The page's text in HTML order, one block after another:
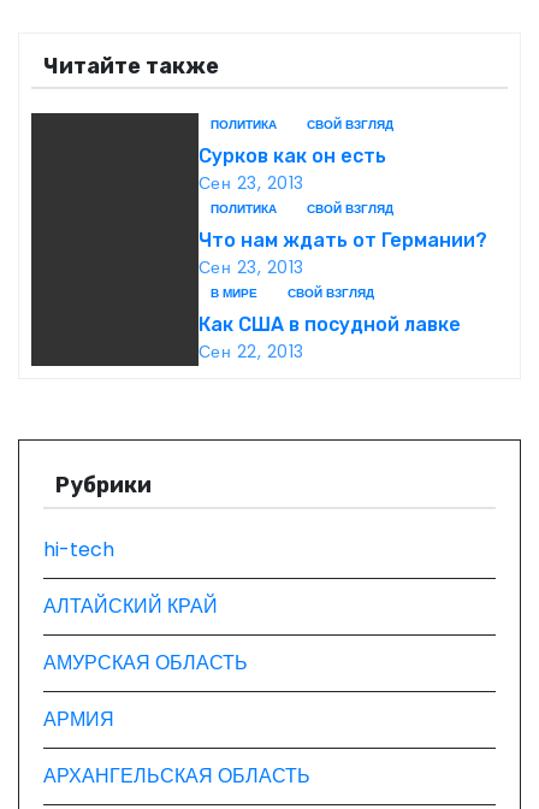
в
и
я
п
з
а
п
и
с
я
Читайте также
ПОЛИТИКА СВОЙ ВЗГЛЯД
Сурков как он есть
Сен 23, 2013
ПОЛИТИКА СВОЙ ВЗГЛЯД
Что нам ждать от Германии?
Сен 23, 2013
В МИРЕ СВОЙ ВЗГЛЯД
Как США в посудной лавке
Сен 22, 2013
Рубрики
hi-tech
АЛТАЙСКИЙ КРАЙ
АМУРСКАЯ ОБЛАСТЬ
АРМИЯ
АРХАНГЕЛЬСКАЯ ОБЛАСТЬ